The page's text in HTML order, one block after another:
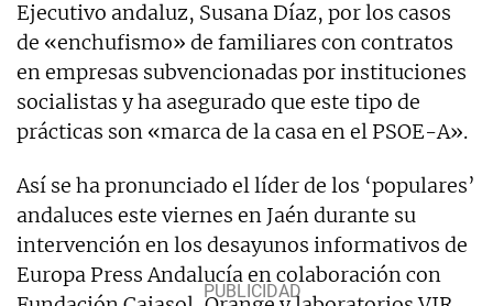
Ejecutivo andaluz, Susana Díaz, por los casos
de «enchufismo» de familiares con contratos
en empresas subvencionadas por instituciones
socialistas y ha asegurado que este tipo de
prácticas son «marca de la casa en el PSOE-A».
Así se ha pronunciado el líder de los ‘populares’
andaluces este viernes en Jaén durante su
intervención en los desayunos informativos de
Europa Press Andalucía en colaboración con